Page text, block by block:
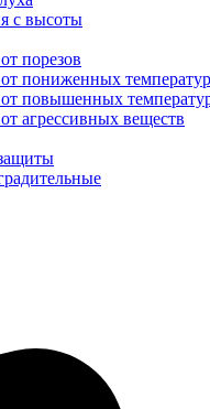
с высоты
порезов
пониженных температур
повышенных
агрессивных веществ